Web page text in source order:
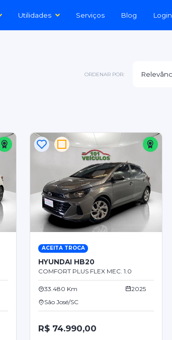
Utilidades Serviços Blog Login
ORDENAR POR:
ACEITA TROCA
HYUNDAI HB20
COMFORT PLUS FLEX MEC. 1.0
33.480 Km
2025
São José/SC
R$ 74.990,00